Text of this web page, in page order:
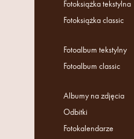
Fotoksiążka tekstylna
Fotoksiążka classic
Fotoalbum tekstylny
Fotoalbum classic
Albumy na zdjęcia
Odbitki
Fotokalendarze